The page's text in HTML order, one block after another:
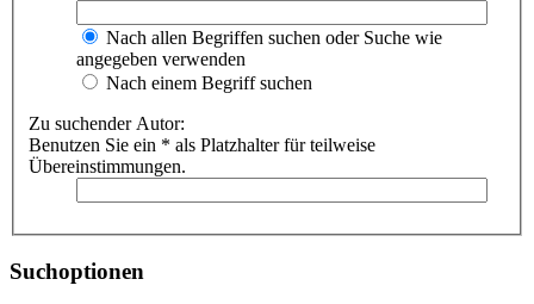
Nach allen Begriffen suchen oder Suche wie
angegeben verwenden
Nach einem Begriff suchen
Zu suchender Autor:
Benutzen Sie ein * als Platzhalter für teilweise
Übereinstimmungen.
Suchoptionen